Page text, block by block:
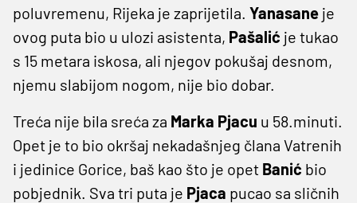
poluvremenu, Rijeka je zaprijetila. Yanasane je
ovog puta bio u ulozi asistenta, Pašalić je tukao
s 15 metara iskosa, ali njegov pokušaj desnom,
njemu slabijom nogom, nije bio dobar.
Treća nije bila sreća za Marka Pjacu u 58.minuti.
Opet je to bio okršaj nekadašnjeg člana Vatrenih
i jedinice Gorice, baš kao što je opet Banić bio
pobjednik. Sva tri puta je Pjaca pucao sa sličnih